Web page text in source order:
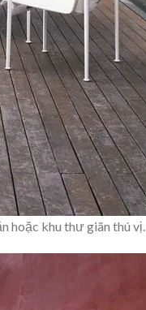
hoặc khu thư giãn thú vị.